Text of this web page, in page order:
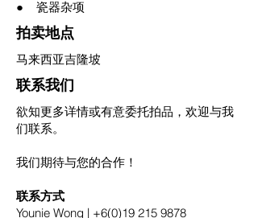
● 瓷器杂项
拍卖地点
马来西亚吉隆坡
联系我们
欲知更多详情或有意委托拍品，欢迎与我
们联系。
我们期待与您的合作！
联系方式
Younie Wong | +6(0)19 215 9878